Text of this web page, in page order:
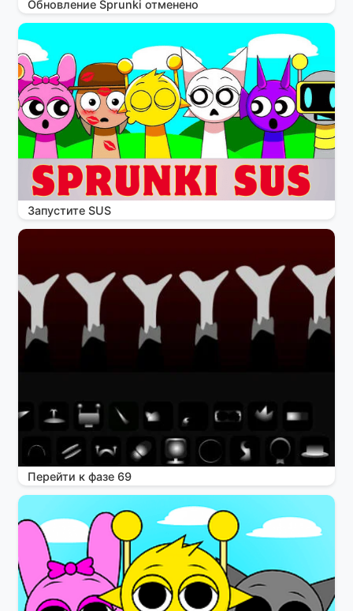
Обновление Sprunki отменено
Запустите SUS
Перейти к фазе 69